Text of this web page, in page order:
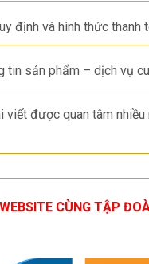
định và hình thức thanh
tin sản phẩm – dịch vụ
viết được quan tâm nhiều
WEBSITE CÙNG TẬP